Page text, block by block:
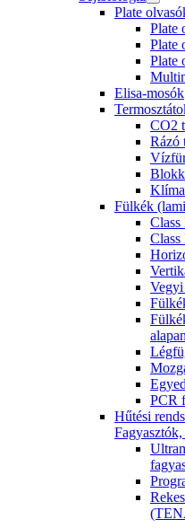
Plate
Plate
Plate
Plate
Elisa-mosók
CO2
Rázó
Klíma
Fülkék
PCR
Hűtési